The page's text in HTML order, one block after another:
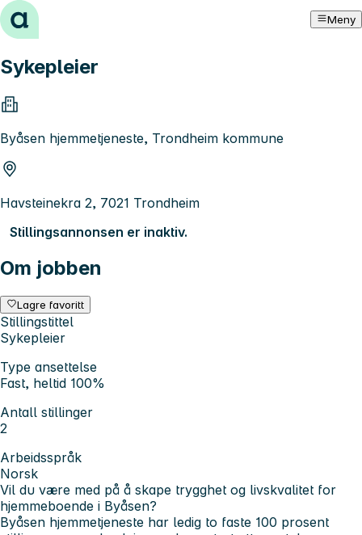
Hopp til innhold Meny
Sykepleier
Byåsen hjemmetjeneste, Trondheim kommune
Havsteinekra 2, 7021 Trondheim
Stillingsannonsen er inaktiv.
Om jobben
Lagre favoritt
Stillingstittel
Sykepleier
Type ansettelse
Fast, heltid 100%
Antall stillinger
2
Arbeidsspråk
Norsk
Vil du være med på å skape trygghet og livskvalitet for
hjemmeboende i Byåsen?
Byåsen hjemmetjeneste har ledig to faste 100 prosent